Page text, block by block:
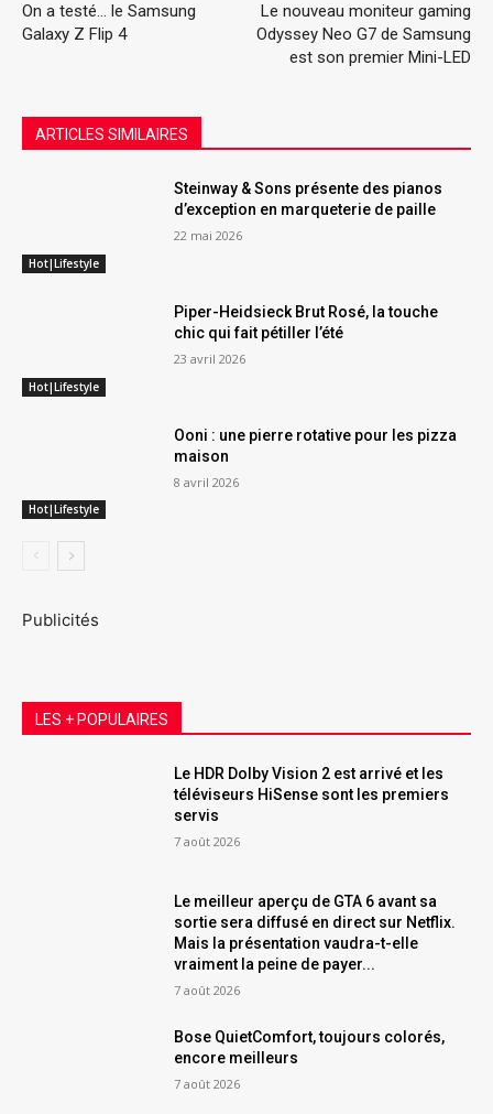
On a testé… le Samsung
Galaxy Z Flip 4
Le nouveau moniteur gaming
Odyssey Neo G7 de Samsung
est son premier Mini-LED
ARTICLES SIMILAIRES
Hot|Lifestyle
Steinway & Sons présente des pianos
d’exception en marqueterie de paille
22 mai 2026
Hot|Lifestyle
Piper-Heidsieck Brut Rosé, la touche
chic qui fait pétiller l’été
23 avril 2026
Hot|Lifestyle
Ooni : une pierre rotative pour les pizza
maison
8 avril 2026
Publicités
LES + POPULAIRES
Le HDR Dolby Vision 2 est arrivé et les
téléviseurs HiSense sont les premiers
servis
7 août 2026
Le meilleur aperçu de GTA 6 avant sa
sortie sera diffusé en direct sur Netflix.
Mais la présentation vaudra-t-elle
vraiment la peine de payer...
7 août 2026
Bose QuietComfort, toujours colorés,
encore meilleurs
7 août 2026